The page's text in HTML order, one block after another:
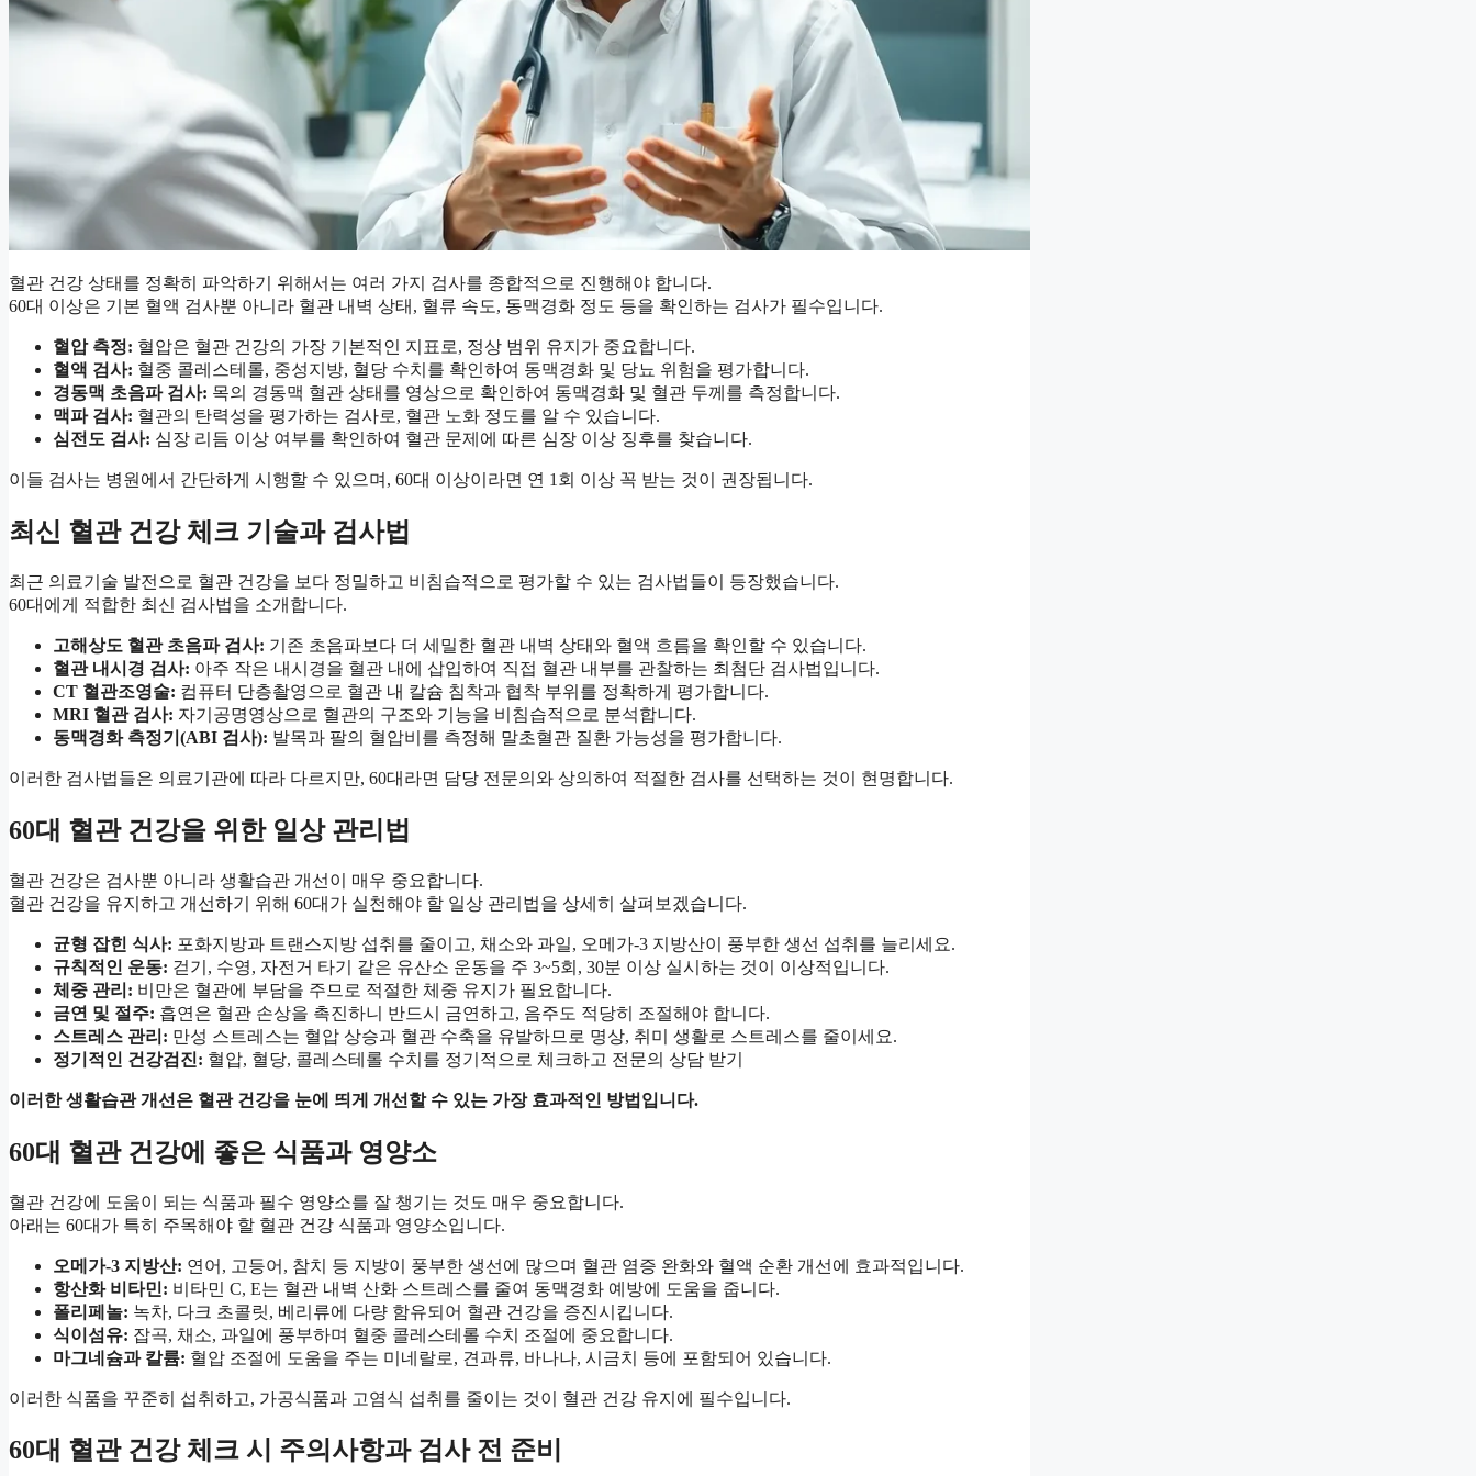
혈관 건강 상태를 정확히 파악하기 위해서는 여러 가지 검사를 종합적으로 진행해야 합니다.
60대 이상은 기본 혈액 검사뿐 아니라 혈관 내벽 상태, 혈류 속도, 동맥경화 정도 등을 확인하는 검사가 필수입니다.
혈압 측정: 혈압은 혈관 건강의 가장 기본적인 지표로, 정상 범위 유지가 중요합니다.
혈액 검사: 혈중 콜레스테롤, 중성지방, 혈당 수치를 확인하여 동맥경화 및 당뇨 위험을 평가합니다.
경동맥 초음파 검사: 목의 경동맥 혈관 상태를 영상으로 확인하여 동맥경화 및 혈관 두께를 측정합니다.
맥파 검사: 혈관의 탄력성을 평가하는 검사로, 혈관 노화 정도를 알 수 있습니다.
심전도 검사: 심장 리듬 이상 여부를 확인하여 혈관 문제에 따른 심장 이상 징후를 찾습니다.
이들 검사는 병원에서 간단하게 시행할 수 있으며, 60대 이상이라면 연 1회 이상 꼭 받는 것이 권장됩니다.
최신 혈관 건강 체크 기술과 검사법
최근 의료기술 발전으로 혈관 건강을 보다 정밀하고 비침습적으로 평가할 수 있는 검사법들이 등장했습니다.
60대에게 적합한 최신 검사법을 소개합니다.
고해상도 혈관 초음파 검사: 기존 초음파보다 더 세밀한 혈관 내벽 상태와 혈액 흐름을 확인할 수 있습니다.
혈관 내시경 검사: 아주 작은 내시경을 혈관 내에 삽입하여 직접 혈관 내부를 관찰하는 최첨단 검사법입니다.
CT 혈관조영술: 컴퓨터 단층촬영으로 혈관 내 칼슘 침착과 협착 부위를 정확하게 평가합니다.
MRI 혈관 검사: 자기공명영상으로 혈관의 구조와 기능을 비침습적으로 분석합니다.
동맥경화 측정기(ABI 검사): 발목과 팔의 혈압비를 측정해 말초혈관 질환 가능성을 평가합니다.
이러한 검사법들은 의료기관에 따라 다르지만, 60대라면 담당 전문의와 상의하여 적절한 검사를 선택하는 것이 현명합니다.
60대 혈관 건강을 위한 일상 관리법
혈관 건강은 검사뿐 아니라 생활습관 개선이 매우 중요합니다.
혈관 건강을 유지하고 개선하기 위해 60대가 실천해야 할 일상 관리법을 상세히 살펴보겠습니다.
균형 잡힌 식사: 포화지방과 트랜스지방 섭취를 줄이고, 채소와 과일, 오메가-3 지방산이 풍부한 생선 섭취를 늘리세요.
규칙적인 운동: 걷기, 수영, 자전거 타기 같은 유산소 운동을 주 3~5회, 30분 이상 실시하는 것이 이상적입니다.
체중 관리: 비만은 혈관에 부담을 주므로 적절한 체중 유지가 필요합니다.
금연 및 절주: 흡연은 혈관 손상을 촉진하니 반드시 금연하고, 음주도 적당히 조절해야 합니다.
스트레스 관리: 만성 스트레스는 혈압 상승과 혈관 수축을 유발하므로 명상, 취미 생활로 스트레스를 줄이세요.
정기적인 건강검진: 혈압, 혈당, 콜레스테롤 수치를 정기적으로 체크하고 전문의 상담 받기
이러한 생활습관 개선은 혈관 건강을 눈에 띄게 개선할 수 있는 가장 효과적인 방법입니다.
60대 혈관 건강에 좋은 식품과 영양소
혈관 건강에 도움이 되는 식품과 필수 영양소를 잘 챙기는 것도 매우 중요합니다.
아래는 60대가 특히 주목해야 할 혈관 건강 식품과 영양소입니다.
오메가-3 지방산: 연어, 고등어, 참치 등 지방이 풍부한 생선에 많으며 혈관 염증 완화와 혈액 순환 개선에 효과적입니다.
항산화 비타민: 비타민 C, E는 혈관 내벽 산화 스트레스를 줄여 동맥경화 예방에 도움을 줍니다.
폴리페놀: 녹차, 다크 초콜릿, 베리류에 다량 함유되어 혈관 건강을 증진시킵니다.
식이섬유: 잡곡, 채소, 과일에 풍부하며 혈중 콜레스테롤 수치 조절에 중요합니다.
마그네슘과 칼륨: 혈압 조절에 도움을 주는 미네랄로, 견과류, 바나나, 시금치 등에 포함되어 있습니다.
이러한 식품을 꾸준히 섭취하고, 가공식품과 고염식 섭취를 줄이는 것이 혈관 건강 유지에 필수입니다.
60대 혈관 건강 체크 시 주의사항과 검사 전 준비